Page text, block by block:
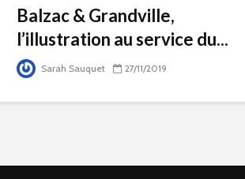
Balzac & Grandville,
l’illustration au service du...
Sarah Sauquet 27/11/2019